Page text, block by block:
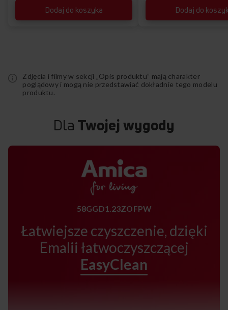
Dodaj do koszyka Dodaj do
Zdjęcia i filmy w sekcji „Opis produktu” mają charakter
poglądowy i mogą nie przedstawiać dokładnie tego modelu
produktu.
Dla Twojej wygody
58GGD1.23ZOFPW
Łatwiejsze czyszczenie, dzięki
Emalii łatwoczyszczącej
EasyClean